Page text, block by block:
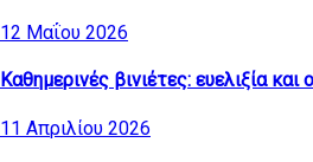
12 Μαΐου 2026
Καθημερινές βινιέτες: ευελιξία και
11 Απριλίου 2026